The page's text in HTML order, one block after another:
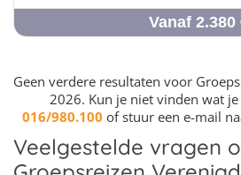
Vanaf 2.380
Geen verdere resultaten voor
2026. Kun je niet vinden wat je
016/980.100 of stuur een e-mail
Veelgestelde vragen